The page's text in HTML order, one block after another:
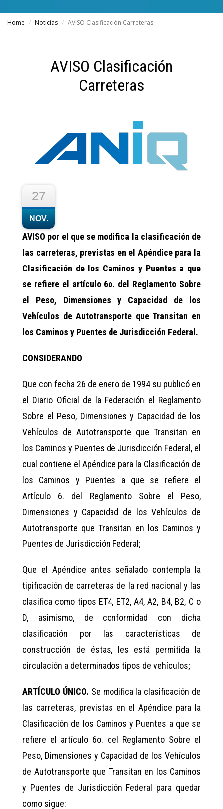
Home Noticias AVISO Clasificación Carreteras
AVISO Clasificación
Carreteras
27
NOV.
AVISO por el que se modifica la clasificación de
las carreteras, previstas en el Apéndice para la
Clasificación de los Caminos y Puentes a que
se refiere el artículo 6o. del Reglamento Sobre
el Peso, Dimensiones y Capacidad de los
Vehículos de Autotransporte que Transitan en
los Caminos y Puentes de Jurisdicción Federal.
CONSIDERANDO
Que con fecha 26 de enero de 1994 su publicó en
el Diario Oficial de la Federación el Reglamento
Sobre el Peso, Dimensiones y Capacidad de los
Vehículos de Autotransporte que Transitan en
los Caminos y Puentes de Jurisdicción Federal, el
cual contiene el Apéndice para la Clasificación de
los Caminos y Puentes a que se refiere el
Artículo 6. del Reglamento Sobre el Peso,
Dimensiones y Capacidad de los Vehículos de
Autotransporte que Transitan en los Caminos y
Puentes de Jurisdicción Federal;
Que el Apéndice antes señalado contempla la
tipificación de carreteras de la red nacional y las
clasifica como tipos ET4, ET2, A4, A2, B4, B2, C o
D, asimismo, de conformidad con dicha
clasificación por las características de
construcción de éstas, les está permitida la
circulación a determinados tipos de vehículos;
ARTÍCULO ÚNICO. Se modifica la clasificación de
las carreteras, previstas en el Apéndice para la
Clasificación de los Caminos y Puentes a que se
refiere el artículo 6o. del Reglamento Sobre el
Peso, Dimensiones y Capacidad de los Vehículos
de Autotransporte que Transitan en los Caminos
y Puentes de Jurisdicción Federal para quedar
como sigue: